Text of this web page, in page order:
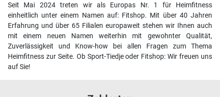
Seit Mai 2024 treten wir als Europas Nr. 1 für Heimfitness
einheitlich unter einem Namen auf: Fitshop. Mit über 40 Jahren
Erfahrung und über 65 Filialen europaweit stehen wir Ihnen auch
mit einem neuen Namen weiterhin mit gewohnter Qualität,
Zuverlässigkeit und Know-how bei allen Fragen zum Thema
Heimfitness zur Seite. Ob Sport-Tiedje oder Fitshop: Wir freuen uns
auf Sie!